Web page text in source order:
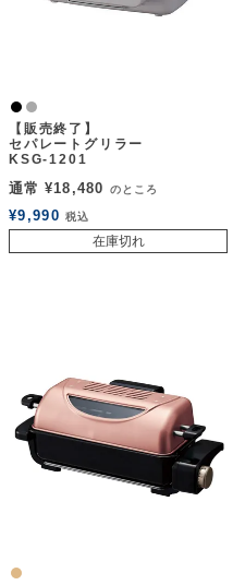
黒 グレー
【販売終了】
セパレートグリラー
KSG-1201
通常 ¥18,480 のところ
¥9,990 税込
在庫切れ
ナチュラル